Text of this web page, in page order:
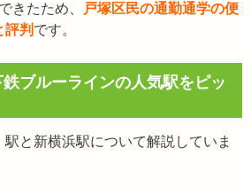
きたため、
戸塚区民の通勤通学の便
評判 です。
ブルーラインの人気駅をピッ
と新横浜駅について解説していま